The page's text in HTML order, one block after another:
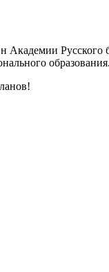
Академии
образования.